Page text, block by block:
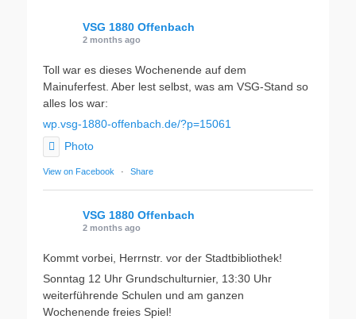
VSG 1880 Offenbach
2 months ago
Toll war es dieses Wochenende auf dem
Mainuferfest. Aber lest selbst, was am VSG-Stand so
alles los war:
wp.vsg-1880-offenbach.de/?p=15061
Photo
View on Facebook · Share
VSG 1880 Offenbach
2 months ago
Kommt vorbei, Herrnstr. vor der Stadtbibliothek!
Sonntag 12 Uhr Grundschulturnier, 13:30 Uhr
weiterführende Schulen und am ganzen
Wochenende freies Spiel!